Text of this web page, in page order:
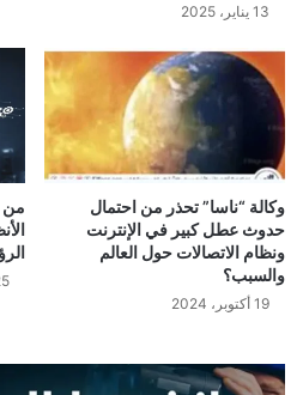
13 يناير، 2025
وكالة “ناسا” تحذر من احتمال
حدوث عطل كبير في الإنترنت
ونظام الاتصالات حول العالم
والسبب؟
19 أكتوبر، 2024
من
25